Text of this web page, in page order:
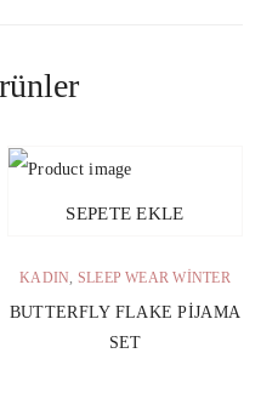
SEPETE EKLE
KADIN, SLEEP WEAR WINTER
BUTTERFLY FLAKE PIJAMA
SET